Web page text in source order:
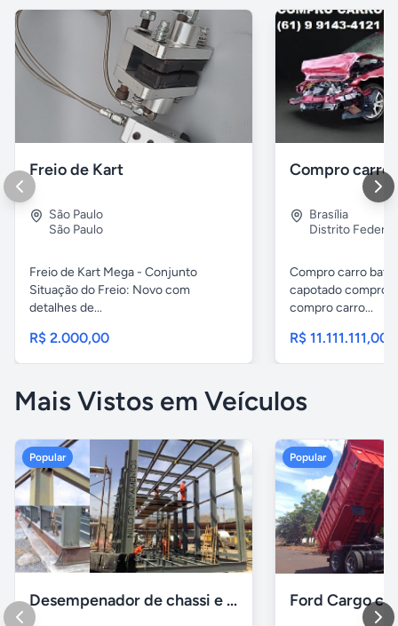
Freio de Kart
São Paulo
São Paulo
Freio de Kart Mega - Conjunto
Situação do Freio: Novo com
detalhes de...
R$ 2.000,00
Brasília
Distrito Federal
Compro carro
capotado compro
compro carro...
R$ 11.111.111,00
Mais Vistos em Veículos
Popular
Desempenador de chassi e caçambas basculantes
Popular